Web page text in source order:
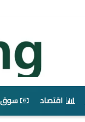
اقتصاد